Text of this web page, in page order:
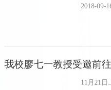
2018-09-